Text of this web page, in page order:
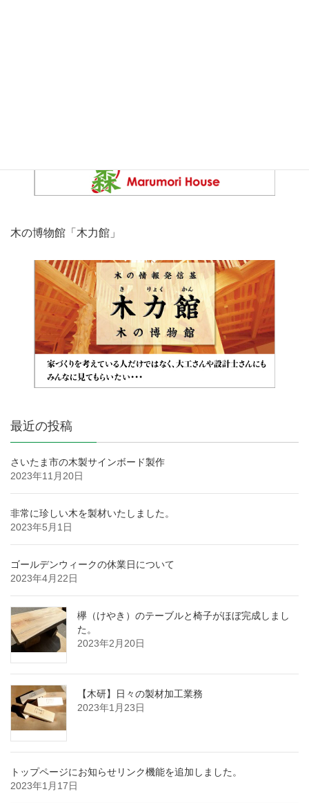
木の博物館「木力館」
最近の投稿
さいたま市の木製サインボード製作
2023年11月20日
非常に珍しい木を製材いたしました。
2023年5月1日
ゴールデンウィークの休業日について
2023年4月22日
欅（けやき）のテーブルと椅子がほぼ完成しまし
た。
2023年2月20日
【木研】日々の製材加工業務
2023年1月23日
トップページにお知らせリンク機能を追加しました。
2023年1月17日